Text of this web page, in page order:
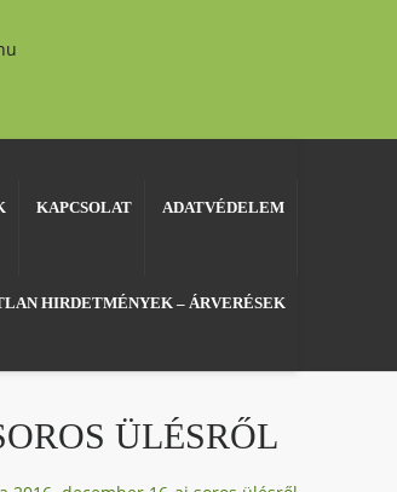
KAPCSOLAT ADATVÉDELEM
HIRDETMÉNYEK – ÁRVERÉSEK
ÜLÉSRŐL